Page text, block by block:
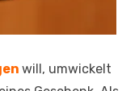
will, umwickelt